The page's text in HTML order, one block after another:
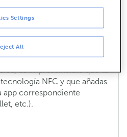
utilizan servicios como
o Apple Pay, y puedes
para pagar
con tu teléfono móvil.
es imprescindible que tu
NFC y que añadas
app correspondiente
etc.).
All
Settings